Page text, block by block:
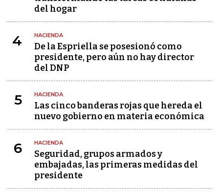
del hogar
4 HACIENDA
De la Espriella se posesionó como
presidente, pero aún no hay director
del DNP
5 HACIENDA
Las cinco banderas rojas que hereda el
nuevo gobierno en materia económica
6 HACIENDA
Seguridad, grupos armados y
embajadas, las primeras medidas del
presidente